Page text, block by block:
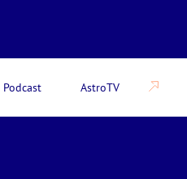
Podcast AstroTV